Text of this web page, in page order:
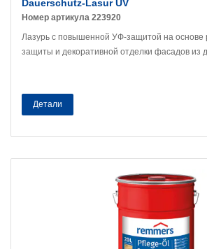
Dauerschutz-Lasur UV
Номер артикула 223920
Лазурь с повышенной УФ-защитой на основе
защиты и декоративной отделки фасадов из
Детали